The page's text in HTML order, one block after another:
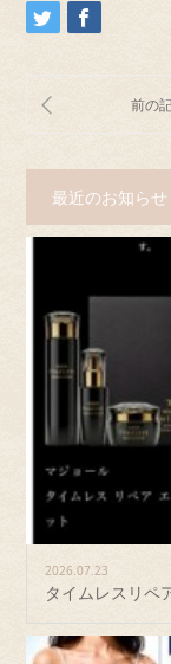
最近のお知らせ
2026.07.23
タイムレスリ